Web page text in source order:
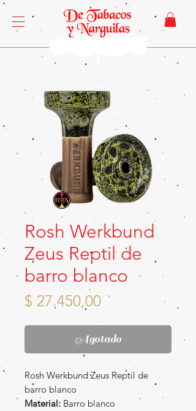
Rosh Werkbund
Zeus Reptil de
barro blanco
$ 27.450,00Precio
Agotado
Rosh Werkbund Zeus Reptil de
barro blanco
Material: Barro blanco